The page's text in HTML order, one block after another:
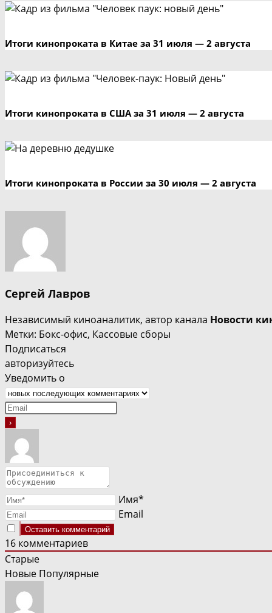
Итоги кинопроката в Китае за 31 июля — 2 августа
Итоги кинопроката в США за 31 июля — 2 августа
Итоги кинопроката в России за 30 июля — 2 августа
Сергей Лавров
Независимый киноаналитик, автор канала Новости
Метки: Бокс-офис, Кассовые сборы
Подписаться
авторизуйтесь
Уведомить о
Имя*
Email
16 комментариев
Старые
Новые Популярные